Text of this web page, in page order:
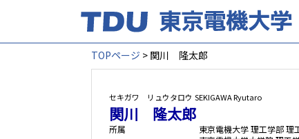
TOPページ > 関川 隆太郎
セキガワ リュウタロウ SEKIGAWA Ryutaro
関川 隆太郎
所属
東京電機大学 理工学部